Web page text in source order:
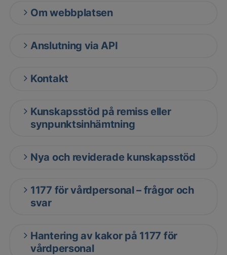
Om webbplatsen
Anslutning via API
Kontakt
Kunskapsstöd på remiss eller
synpunktsinhämtning
Nya och reviderade kunskapsstöd
1177 för vårdpersonal – frågor och
svar
Hantering av kakor på 1177 för
vårdpersonal